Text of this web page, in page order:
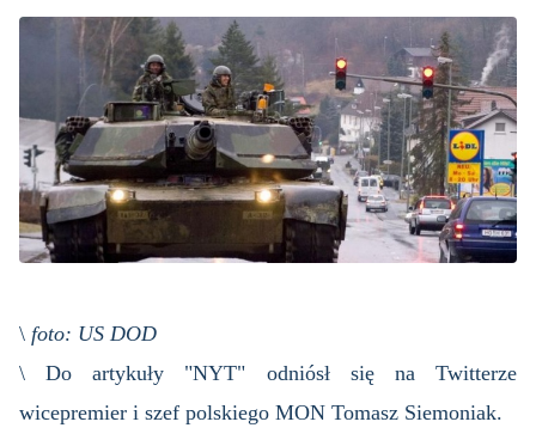
\ foto: US DOD
\ Do artykuły "NYT" odniósł się na Twitterze
wicepremier i szef polskiego MON Tomasz Siemoniak.